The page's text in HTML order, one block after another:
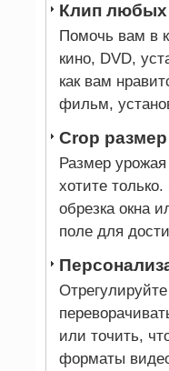
Клип любых
Помочь вам в
кино, DVD,
как вам
фильм,
Crop
Размер
хотите
обрезка окна
поле для
или точить,
форматы